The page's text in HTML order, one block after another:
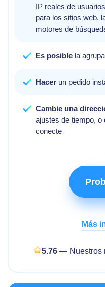
IP reales de
para los sitios web,
motores de
Es posible la
Hacer un pedido
Cambie una
ajustes de tiempo,
conecte
Más
5.76— Nuestros